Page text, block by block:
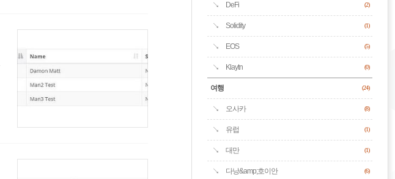
DeFi (2)
Solidity (1)
EOS (5)
Klaytn (0)
여행 (24)
오사카 (8)
유럽 (1)
대만 (1)
다낭&amp;호이안 (6)